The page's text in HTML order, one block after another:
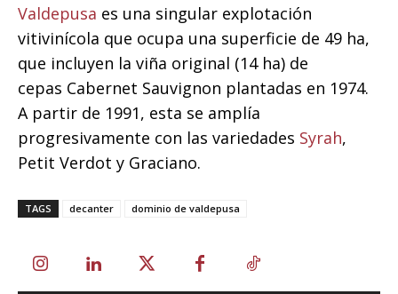
Valdepusa es una singular explotación
vitivinícola que ocupa una superficie de 49 ha,
que incluyen la viña original (14 ha) de
cepas Cabernet Sauvignon plantadas en 1974.
A partir de 1991, esta se amplía
progresivamente con las variedades Syrah,
Petit Verdot y Graciano.
TAGS decanter dominio de valdepusa